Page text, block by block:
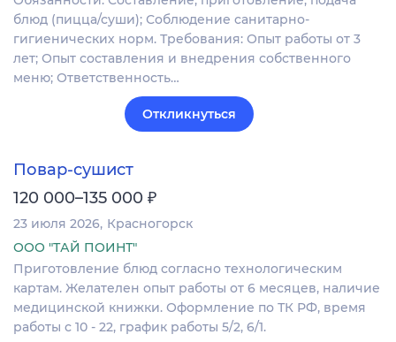
блюд (пицца/суши); Соблюдение санитарно-
гигиенических норм. Требования: Опыт работы от 3
лет; Опыт составления и внедрения собственного
меню; Ответственность…
Откликнуться
Повар-сушист
120 000–135 000 ₽
23 июля 2026 Красногорск
ООО "ТАЙ ПОИНТ"
Приготовление блюд согласно технологическим
картам. Желателен опыт работы от 6 месяцев, наличие
медицинской книжки. Оформление по ТК РФ, время
работы с 10 - 22, график работы 5/2, 6/1.